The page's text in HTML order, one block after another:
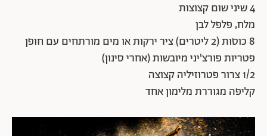
4 שיני שום קצוצות
מלח, פלפל לבן
8 כוסות (2 ליטרים) ציר ירקות או מים מורתחים עם חופן
פטריות פורצ'יני מיובשות (אחרי סינון)
1/2 צרור פטרוזיליה קצוצה
קליפה מגוררת מלימון אחד